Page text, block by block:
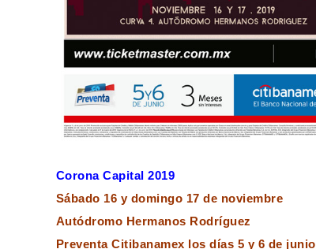
Corona Capital 2019
Sábado 16 y domingo 17 de noviembre
Autódromo Hermanos Rodríguez
Preventa Citibanamex los días 5 y 6 de junio